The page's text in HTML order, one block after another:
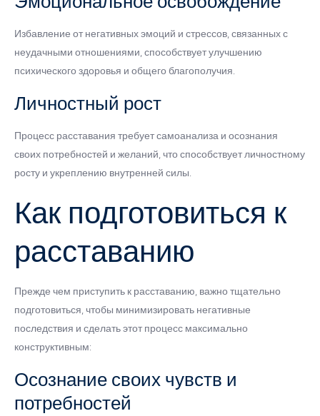
Избавление от негативных эмоций и стрессов, связанных с
неудачными отношениями, способствует улучшению
психического здоровья и общего благополучия.
Личностный рост
Процесс расставания требует самоанализа и осознания
своих потребностей и желаний, что способствует личностному
росту и укреплению внутренней силы.
Как подготовиться к
расставанию
Прежде чем приступить к расставанию, важно тщательно
подготовиться, чтобы минимизировать негативные
последствия и сделать этот процесс максимально
конструктивным:
Осознание своих чувств и
потребностей